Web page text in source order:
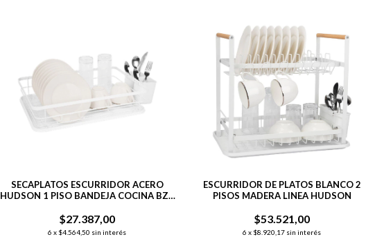
SECAPLATOS ESCURRIDOR ACERO
HUDSON 1 PISO BANDEJA COCINA BZ3
$27.387,00
6 x $4.564,50 sin interés
ESCURRIDOR DE PLATOS BLANCO 2
PISOS MADERA LINEA HUDSON
$53.521,00
6 x $8.920,17 sin interés